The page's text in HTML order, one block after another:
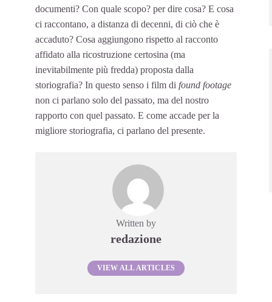
documenti? Con quale scopo? per dire cosa? E cosa
ci raccontano, a distanza di decenni, di ciò che è
accaduto? Cosa aggiungono rispetto al racconto
affidato alla ricostruzione certosina (ma
inevitabilmente più fredda) proposta dalla
storiografia? In questo senso i film di found footage
non ci parlano solo del passato, ma del nostro
rapporto con quel passato. E come accade per la
migliore storiografia, ci parlano del presente.
Written by
redazione
VIEW ALL ARTICLES